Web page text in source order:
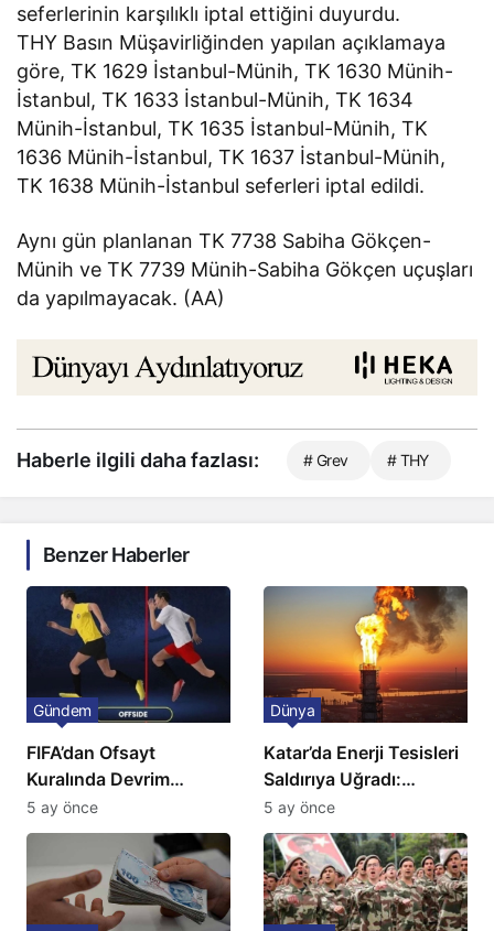
seferlerinin karşılıklı iptal ettiğini duyurdu.
THY Basın Müşavirliğinden yapılan açıklamaya
göre, TK 1629 İstanbul-Münih, TK 1630 Münih-
İstanbul, TK 1633 İstanbul-Münih, TK 1634
Münih-İstanbul, TK 1635 İstanbul-Münih, TK
1636 Münih-İstanbul, TK 1637 İstanbul-Münih,
TK 1638 Münih-İstanbul seferleri iptal edildi.
Aynı gün planlanan TK 7738 Sabiha Gökçen-
Münih ve TK 7739 Münih-Sabiha Gökçen uçuşları
da yapılmayacak. (AA)
Haberle ilgili daha fazlası: # Grev # THY
Benzer Haberler
FIFA’dan Ofsayt
Kuralında Devrim
Niteliğinde Onay
Gündem
5 ay önce
Katar’da Enerji Tesisleri
Saldırıya Uğradı:
Avrupa’da Doğalgaz
Fiyatlarında Sert Artış
Dünya
5 ay önce